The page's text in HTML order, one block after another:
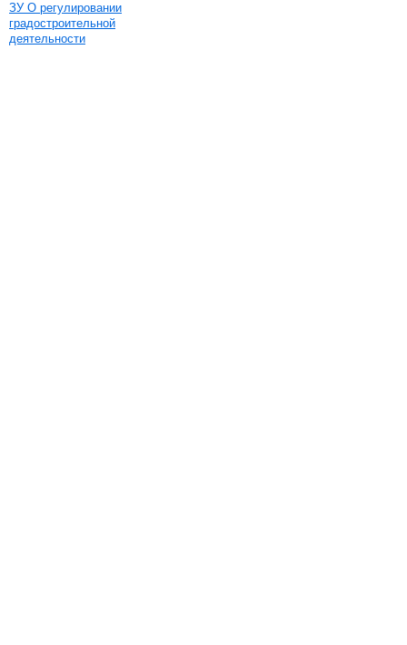
ЗУ О регулировании
градостроительной
деятельности